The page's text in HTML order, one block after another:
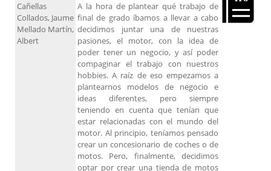
Cañellas
Collados, Jaume
Mellado Martín,
Albert
A la hora de plantear qué trabajo de
final de grado íbamos a llevar a cabo
decidimos juntar una de nuestras
pasiones, el motor, con la idea de
poder tener un negocio, y así poder
compaginar el trabajo con nuestros
hobbies. A raíz de eso empezamos a
plantearnos modelos de negocio e
ideas diferentes, pero siempre
teniendo en cuenta que tenían que
estar relacionadas con el mundo del
motor. Al principio, teníamos pensado
crear un concesionario de coches o de
motos. Pero, finalmente, decidimos
optar por crear una tienda de motos